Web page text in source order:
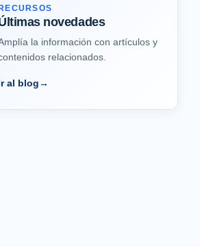
RECURSOS
novedades
la información con artículos y
relacionados.
al blog→